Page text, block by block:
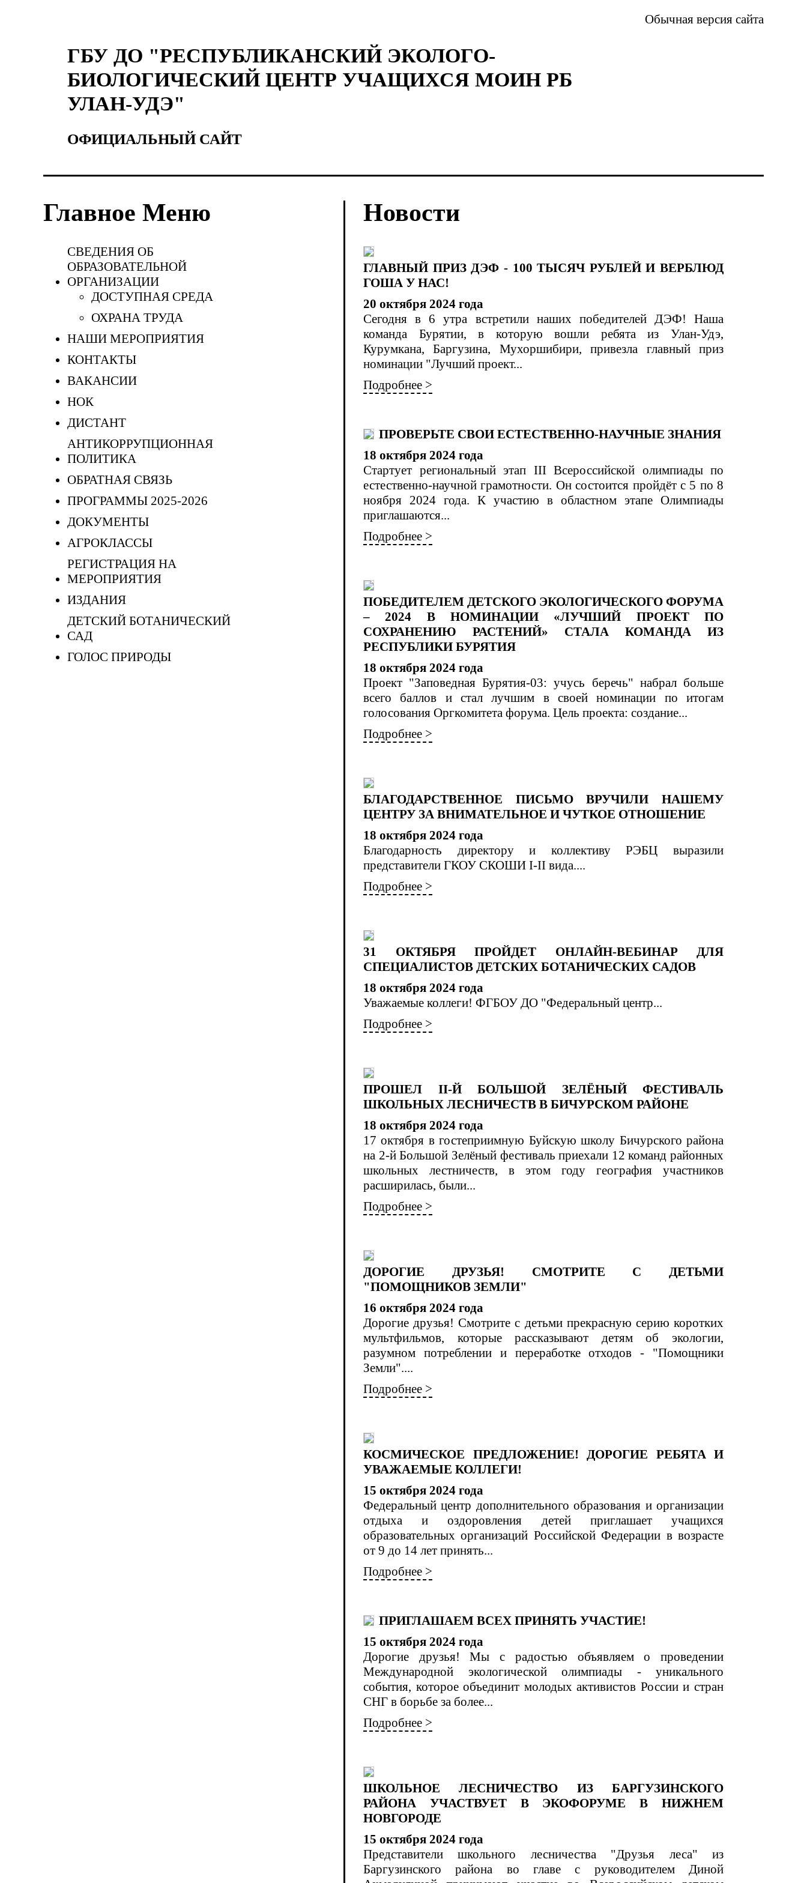
Обычная версия сайта
ГБУ ДО "РЕСПУБЛИКАНСКИЙ ЭКОЛОГО-
БИОЛОГИЧЕСКИЙ ЦЕНТР УЧАЩИХСЯ МОИН РБ
УЛАН-УДЭ"
ОФИЦИАЛЬНЫЙ САЙТ
Главное Меню
СВЕДЕНИЯ ОБ
ОБРАЗОВАТЕЛЬНОЙ
ОРГАНИЗАЦИИ
ДОСТУПНАЯ СРЕДА
ОХРАНА ТРУДА
НАШИ МЕРОПРИЯТИЯ
КОНТАКТЫ
ВАКАНСИИ
НОК
ДИСТАНТ
АНТИКОРРУПЦИОННАЯ
ПОЛИТИКА
ОБРАТНАЯ СВЯЗЬ
ПРОГРАММЫ 2025-2026
ДОКУМЕНТЫ
АГРОКЛАССЫ
РЕГИСТРАЦИЯ НА
МЕРОПРИЯТИЯ
ИЗДАНИЯ
ДЕТСКИЙ БОТАНИЧЕСКИЙ
САД
ГОЛОС ПРИРОДЫ
Новости
ГЛАВНЫЙ ПРИЗ ДЭФ - 100 ТЫСЯЧ РУБЛЕЙ И ВЕРБЛЮД
ГОША У НАС!
20 октября 2024 года
Сегодня в 6 утра встретили наших победителей ДЭФ! Наша
команда Бурятии, в которую вошли ребята из Улан-Удэ,
Курумкана, Баргузина, Мухоршибири, привезла главный приз
номинации "Лучший проект...
Подробнее >
ПРОВЕРЬТЕ СВОИ ЕСТЕСТВЕННО-НАУЧНЫЕ ЗНАНИЯ
18 октября 2024 года
Стартует региональный этап III Всероссийской олимпиады по
естественно-научной грамотности. Он состоится пройдёт с 5 по 8
ноября 2024 года. К участию в областном этапе Олимпиады
приглашаются...
Подробнее >
ПОБЕДИТЕЛЕМ ДЕТСКОГО ЭКОЛОГИЧЕСКОГО ФОРУМА
– 2024 В НОМИНАЦИИ «ЛУЧШИЙ ПРОЕКТ ПО
СОХРАНЕНИЮ РАСТЕНИЙ» СТАЛА КОМАНДА ИЗ
РЕСПУБЛИКИ БУРЯТИЯ
18 октября 2024 года
Проект "Заповедная Бурятия-03: учусь беречь" набрал больше
всего баллов и стал лучшим в своей номинации по итогам
голосования Оргкомитета форума. Цель проекта: создание...
Подробнее >
БЛАГОДАРСТВЕННОЕ ПИСЬМО ВРУЧИЛИ НАШЕМУ
ЦЕНТРУ ЗА ВНИМАТЕЛЬНОЕ И ЧУТКОЕ ОТНОШЕНИЕ
18 октября 2024 года
Благодарность директору и коллективу РЭБЦ выразили
представители ГКОУ СКОШИ I-II вида....
Подробнее >
31 ОКТЯБРЯ ПРОЙДЕТ ОНЛАЙН-ВЕБИНАР ДЛЯ
СПЕЦИАЛИСТОВ ДЕТСКИХ БОТАНИЧЕСКИХ САДОВ
18 октября 2024 года
Уважаемые коллеги! ФГБОУ ДО "Федеральный центр...
Подробнее >
ПРОШЕЛ II-Й БОЛЬШОЙ ЗЕЛЁНЫЙ ФЕСТИВАЛЬ
ШКОЛЬНЫХ ЛЕСНИЧЕСТВ В БИЧУРСКОМ РАЙОНЕ
18 октября 2024 года
17 октября в гостеприимную Буйскую школу Бичурского района
на 2-й Большой Зелёный фестиваль приехали 12 команд районных
школьных лестничеств, в этом году география участников
расширилась, были...
Подробнее >
ДОРОГИЕ ДРУЗЬЯ! СМОТРИТЕ С ДЕТЬМИ
"ПОМОЩНИКОВ ЗЕМЛИ"
16 октября 2024 года
Дорогие друзья! Смотрите с детьми прекрасную серию коротких
мультфильмов, которые рассказывают детям об экологии,
разумном потреблении и переработке отходов - "Помощники
Земли"....
Подробнее >
КОСМИЧЕСКОЕ ПРЕДЛОЖЕНИЕ! ДОРОГИЕ РЕБЯТА И
УВАЖАЕМЫЕ КОЛЛЕГИ!
15 октября 2024 года
Федеральный центр дополнительного образования и организации
отдыха и оздоровления детей приглашает учащихся
образовательных организаций Российской Федерации в возрасте
от 9 до 14 лет принять...
Подробнее >
ПРИГЛАШАЕМ ВСЕХ ПРИНЯТЬ УЧАСТИЕ!
15 октября 2024 года
Дорогие друзья! Мы с радостью объявляем о проведении
Международной экологической олимпиады - уникального
события, которое объединит молодых активистов России и стран
СНГ в борьбе за более...
Подробнее >
ШКОЛЬНОЕ ЛЕСНИЧЕСТВО ИЗ БАРГУЗИНСКОГО
РАЙОНА УЧАСТВУЕТ В ЭКОФОРУМЕ В НИЖНЕМ
НОВГОРОДЕ
15 октября 2024 года
Представители школьного лесничества "Друзья леса" из
Баргузинского района во главе с руководителем Диной